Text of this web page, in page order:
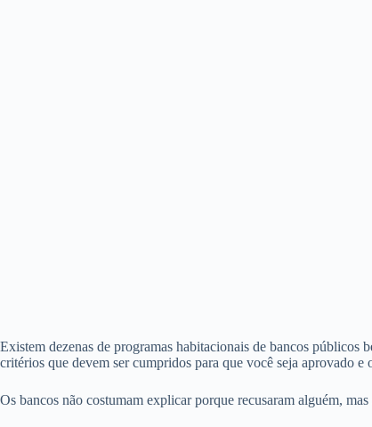
Existem dezenas de programas habitacionais de bancos públicos
critérios que devem ser cumpridos para que você seja aprovado e
Os bancos não costumam explicar porque recusaram alguém,